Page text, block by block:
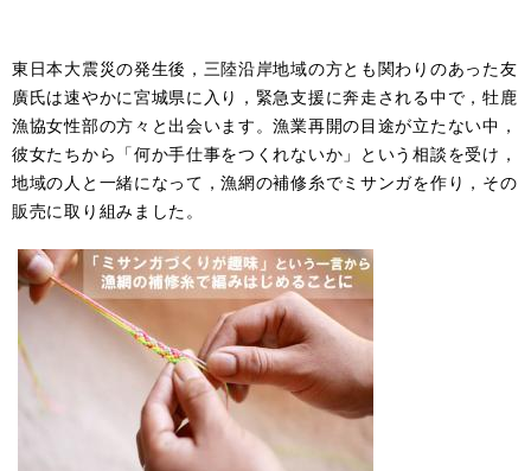
東日本大震災の発生後，三陸沿岸地域の方とも関わりのあった友
廣氏は速やかに宮城県に入り，緊急支援に奔走される中で，牡鹿
漁協女性部の方々と出会います。漁業再開の目途が立たない中，
彼女たちから「何か手仕事をつくれないか」という相談を受け，
地域の人と一緒になって，漁網の補修糸でミサンガを作り，その
販売に取り組みました。